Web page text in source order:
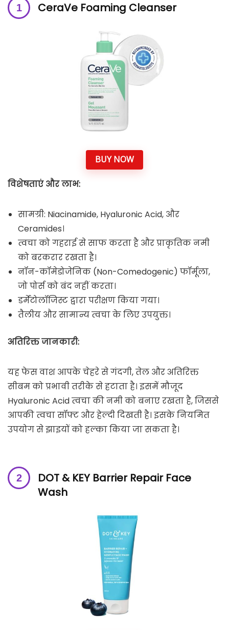
CeraVe Foaming Cleanser
BUY NOW
विशेषताएं और लाभ:
सामग्री: Niacinamide, Hyaluronic Acid, और
Ceramides।
त्वचा को गहराई से साफ करता है और प्राकृतिक नमी
को बरकरार रखता है।
नॉन-कॉमेडोजेनिक (Non-Comedogenic) फॉर्मूला,
जो पोर्स को बंद नहीं करता।
डर्मेटोलॉजिस्ट द्वारा परीक्षण किया गया।
तैलीय और सामान्य त्वचा के लिए उपयुक्त।
अतिरिक्त जानकारी:
यह फेस वाश आपके चेहरे से गंदगी, तेल और अतिरिक्त
सीबम को प्रभावी तरीके से हटाता है। इसमें मौजूद
Hyaluronic Acid त्वचा की नमी को बनाए रखता है, जिससे
आपकी त्वचा सॉफ्ट और हेल्दी दिखती है। इसके नियमित
उपयोग से झाइयों को हल्का किया जा सकता है।
DOT & KEY Barrier Repair Face
Wash